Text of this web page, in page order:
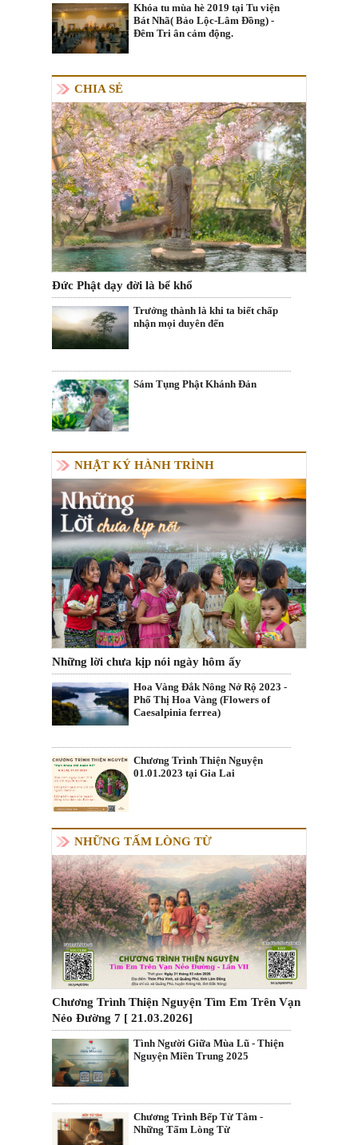
Khóa tu mùa hè 2019 tại Tu viện
Bát Nhã( Bảo Lộc-Lâm Đồng) -
Đêm Tri ân cảm động.
CHIA SẺ
Đức Phật dạy đời là bể khổ
Trưởng thành là khi ta biết chấp
nhận mọi duyên đến
Sám Tụng Phật Khánh Đản
NHẬT KÝ HÀNH TRÌNH
Những lời chưa kịp nói ngày hôm ấy
Hoa Vàng Đắk Nông Nở Rộ 2023 -
Phố Thị Hoa Vàng (Flowers of
Caesalpinia ferrea)
Chương Trình Thiện Nguyện
01.01.2023 tại Gia Lai
NHỮNG TẤM LÒNG TỪ
Chương Trình Thiện Nguyện Tìm Em Trên Vạn
Nẻo Đường 7 [ 21.03.2026]
Tình Người Giữa Mùa Lũ - Thiện
Nguyện Miền Trung 2025
Chương Trình Bếp Từ Tâm -
Những Tấm Lòng Từ